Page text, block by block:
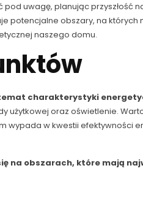
uwagę, planując przyszłość
potencjalne obszary, na
naszego domu.
charakterystyki
użytkowej oraz oświetlenie.
w kwestii efektywności
na obszarach, które mają